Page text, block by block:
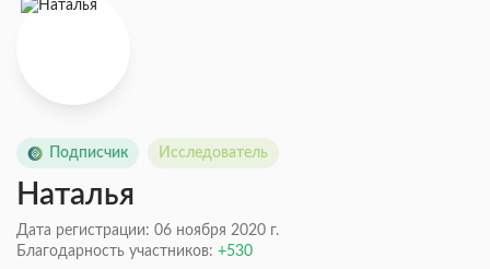
Подписчик Исследователь
Наталья
Дата регистрации: 06 ноября 2020 г.
Благодарность участников:
530